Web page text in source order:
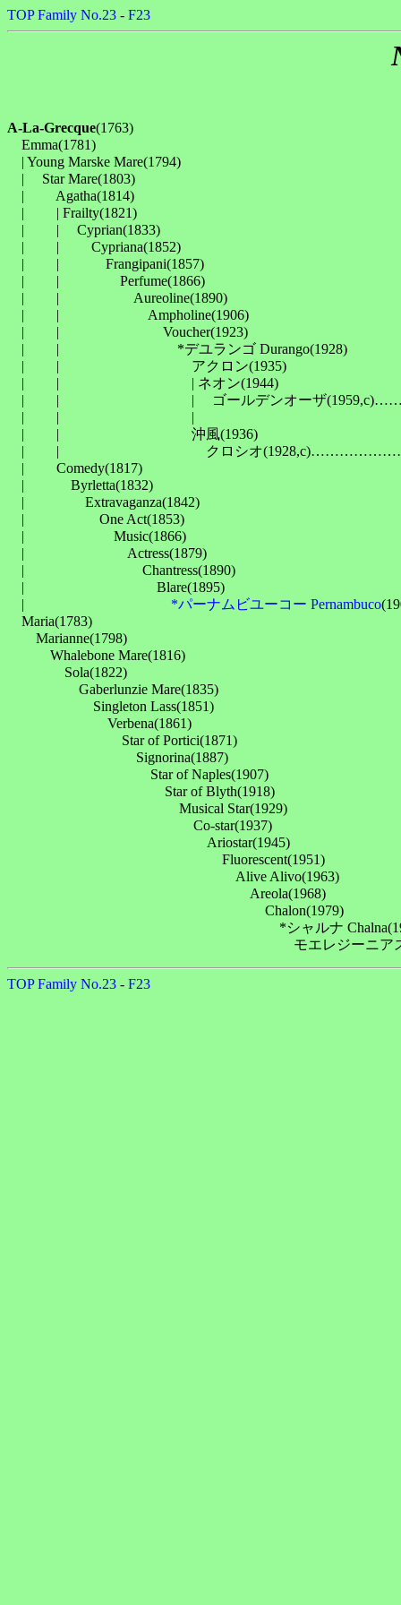
TOP Family No.23 - F23
A-La-Grecque(1763)
Emma(1781)
| Young Marske Mare(1794)
| 　Star Mare(1803)
| 　　Agatha(1814)
| 　　| Frailty(1821)
| 　　| 　Cyprian(1833)
| 　　| 　　Cypriana(1852)
| 　　| 　　　Frangipani(1857)
| 　　| 　　　　Perfume(1866)
| 　　| 　　　　　Aureoline(1890)
| 　　| 　　　　　　Ampholine(1906)
| 　　| 　　　　　　　Voucher(1923)
| 　　| 　　　　　　　　*デユランゴ Durango(1928)
| 　　| 　　　　　　　　　アクロン(1935)
| 　　| 　　　　　　　　　| ネオン(1944)
| 　　| 　　　　　　　　　| 　ゴールデンオーザ
| 　　| 　　　　　　　　　| 　　　　　　　　　　　　　
| 　　| 　　　　　　　　　沖風(1936)
| 　　| 　　　　　　　　　　クロシオ
| 　　Comedy(1817)
| 　　　Byrletta(1832)
| 　　　　Extravaganza(1842)
| 　　　　　One Act(1853)
| 　　　　　　Music(1866)
| 　　　　　　　Actress(1879)
| 　　　　　　　　Chantress(1890)
| 　　　　　　　　　Blare(1895)
| *パーナムビユーコー Pernambuco
Maria(1783)
Marianne(1798)
Whalebone Mare(1816)
Sola(1822)
Gaberlunzie Mare(1835)
Singleton Lass(1851)
Verbena(1861)
Star of Portici(1871)
Signorina(1887)
Star of Naples(1907)
Star of Blyth(1918)
Musical Star(1929)
Co-star(1937)
Ariostar(1945)
Fluorescent(1951)
Alive Alivo(1963)
Areola(1968)
Chalon(1979)
*シャルナ
TOP Family No.23 - F23